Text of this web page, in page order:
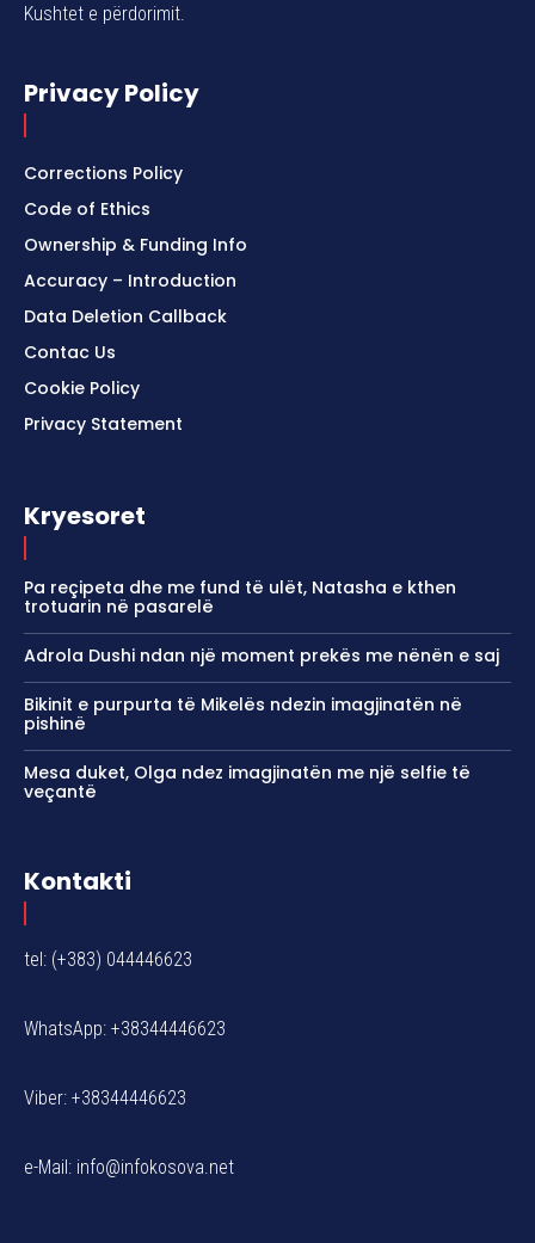
Kushtet e përdorimit.
Privacy Policy
Corrections Policy
Code of Ethics
Ownership & Funding Info
Accuracy – Introduction
Data Deletion Callback
Contac Us
Cookie Policy
Privacy Statement
Kryesoret
Pa reçipeta dhe me fund të ulët, Natasha e kthen
trotuarin në pasarelë
Adrola Dushi ndan një moment prekës me nënën e saj
Bikinit e purpurta të Mikelës ndezin imagjinatën në
pishinë
Mesa duket, Olga ndez imagjinatën me një selfie të
veçantë
Kontakti
tel: (+383) 044446623
WhatsApp: +38344446623
Viber: +38344446623
e-Mail: info@infokosova.net